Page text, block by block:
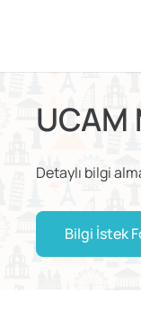
Detaylı bilgi
Bilgi İstek